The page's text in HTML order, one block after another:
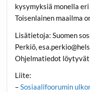
kysymyksiä monella
Toisenlainen maailma
Lisätietoja: Suomen
Perkiö,
Ohjelmatiedot
Liite:
–Sosiaalifoorumin